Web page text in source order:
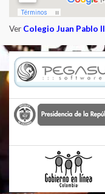
Ver Colegio Juan Pablo II